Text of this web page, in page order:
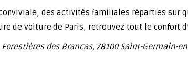
des activités familiales réparties sur
de voiture de Paris, retrouvez tout le confort
des Brancas, 78100 Saint-Germain-